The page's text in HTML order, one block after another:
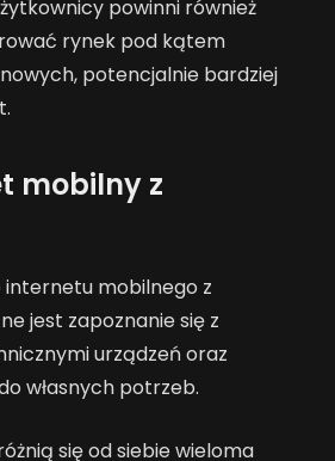
powinni również
rynek pod kątem
potencjalnie bardziej
mobilny z
internetu mobilnego z
jest zapoznanie się z
urządzeń oraz
własnych potrzeb.
się od siebie wieloma